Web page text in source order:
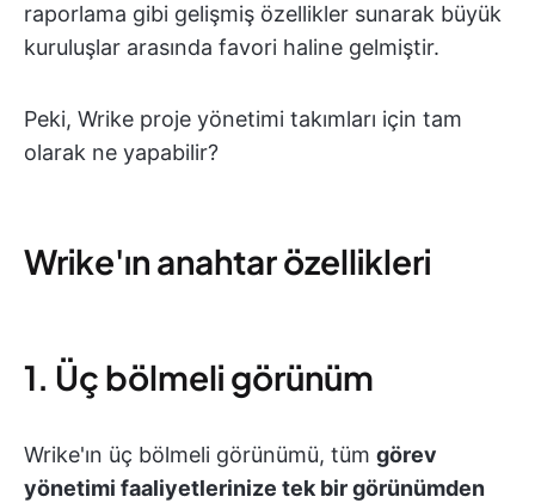
raporlama gibi gelişmiş özellikler sunarak büyük
kuruluşlar arasında favori haline gelmiştir.
Peki, Wrike proje yönetimi takımları için tam
olarak ne yapabilir?
Wrike'ın anahtar özellikleri
1. Üç bölmeli görünüm
Wrike'ın üç bölmeli görünümü, tüm görev
yönetimi faaliyetlerinize tek bir görünümden